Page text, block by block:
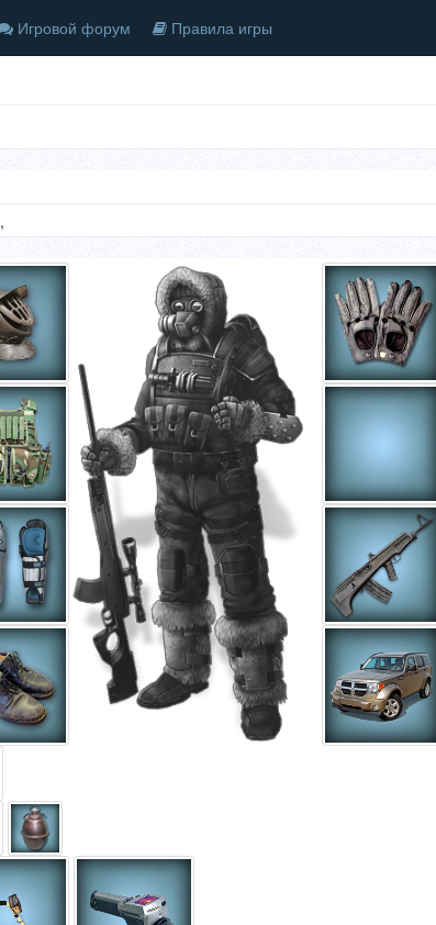
Игровой форум Правила игры
,